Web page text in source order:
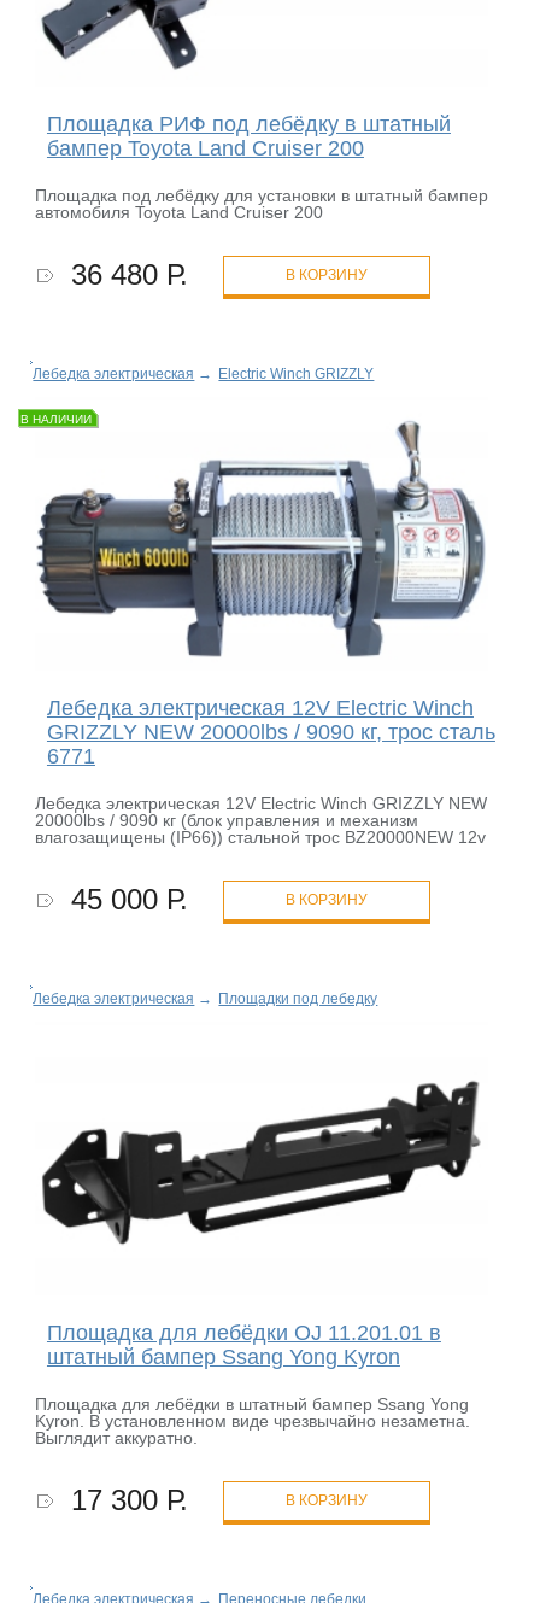
Площадка РИФ под лебёдку в штатный
бампер Toyota Land Cruiser 200
Площадка под лебёдку для установки в штатный бампер
автомобиля Toyota Land Cruiser 200
36 480 Р. В КОРЗИНУ
Лебедка электрическая → Electric Winch GRIZZLY
В НАЛИЧИИ
Лебедка электрическая 12V Electric Winch
GRIZZLY NEW 20000lbs / 9090 кг, трос сталь
6771
Лебедка электрическая 12V Electric Winch GRIZZLY NEW
20000lbs / 9090 кг (блок управления и механизм
влагозащищены (IP66)) стальной трос BZ20000NEW 12v
45 000 Р. В КОРЗИНУ
Лебедка электрическая → Площадки под лебедку
Площадка для лебёдки OJ 11.201.01 в
штатный бампер Ssang Yong Kyron
Площадка для лебёдки в штатный бампер Ssang Yong
Kyron. В установленном виде чрезвычайно незаметна.
Выглядит аккуратно.
17 300 Р. В КОРЗИНУ
Лебедка электрическая → Переносные лебедки